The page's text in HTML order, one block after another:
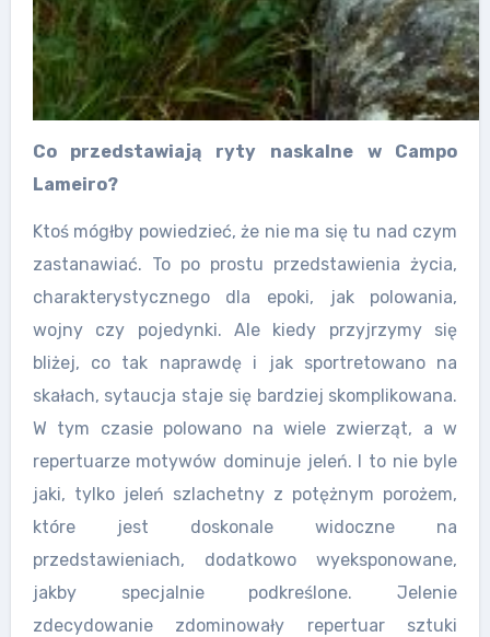
Co przedstawiają ryty naskalne w Campo
Lameiro?
Ktoś mógłby powiedzieć, że nie ma się tu nad czym
zastanawiać. To po prostu przedstawienia życia,
charakterystycznego dla epoki, jak polowania,
wojny czy pojedynki. Ale kiedy przyjrzymy się
bliżej, co tak naprawdę i jak sportretowano na
skałach, sytaucja staje się bardziej skomplikowana.
W tym czasie polowano na wiele zwierząt, a w
repertuarze motywów dominuje jeleń. I to nie byle
jaki, tylko jeleń szlachetny z potężnym porożem,
które jest doskonale widoczne na
przedstawieniach, dodatkowo wyeksponowane,
jakby specjalnie podkreślone. Jelenie
zdecydowanie zdominowały repertuar sztuki